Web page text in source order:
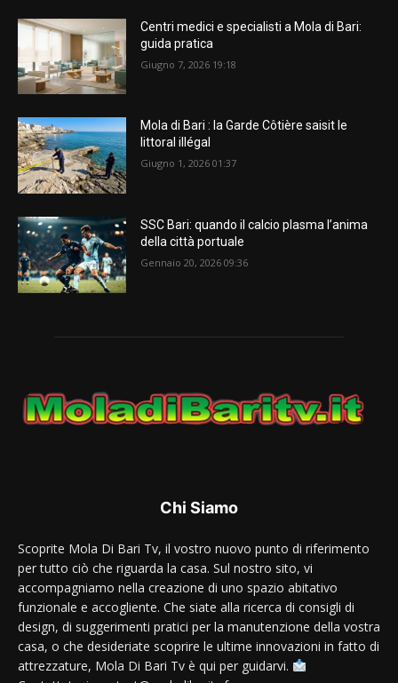
Centri medici e specialisti a Mola di Bari:
guida pratica
Giugno 7, 2026 19:18
Mola di Bari : la Garde Côtière saisit le
littoral illégal
Giugno 1, 2026 01:37
SSC Bari: quando il calcio plasma l’anima
della città portuale
Gennaio 20, 2026 09:36
Chi Siamo
Scoprite Mola Di Bari Tv, il vostro nuovo punto di riferimento
per tutto ciò che riguarda la casa. Sul nostro sito, vi
accompagniamo nella creazione di uno spazio abitativo
funzionale e accogliente. Che siate alla ricerca di consigli di
design, di suggerimenti pratici per la manutenzione della vostra
casa, o che desideriate scoprire le ultime innovazioni in fatto di
attrezzature, Mola Di Bari Tv è qui per guidarvi.